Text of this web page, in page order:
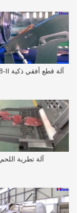
آلة قطع أفقي ذكية IFQJ28-II
آلة تطرية اللحم